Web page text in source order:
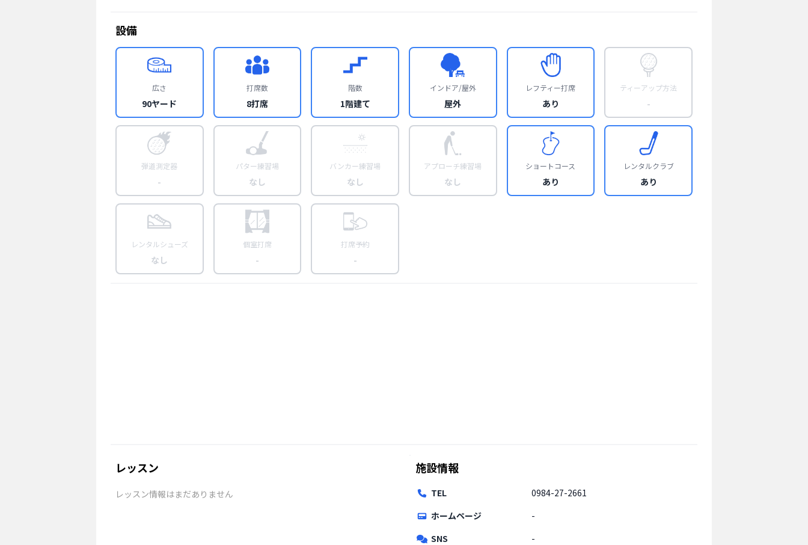
設備
広さ
90ヤード
打席数
8打席
階数
1階建て
インドア/屋外
屋外
レフティー打席
あり
ティーアップ方法
-
弾道測定器
-
パター練習場
なし
バンカー練習場
なし
アプローチ練習場
なし
ショートコース
あり
レンタルクラブ
あり
レンタルシューズ
なし
個室打席
-
打席予約
-
レッスン
レッスン情報はまだありません
施設情報
TEL
0984-27-2661
ホームページ
-
SNS
-